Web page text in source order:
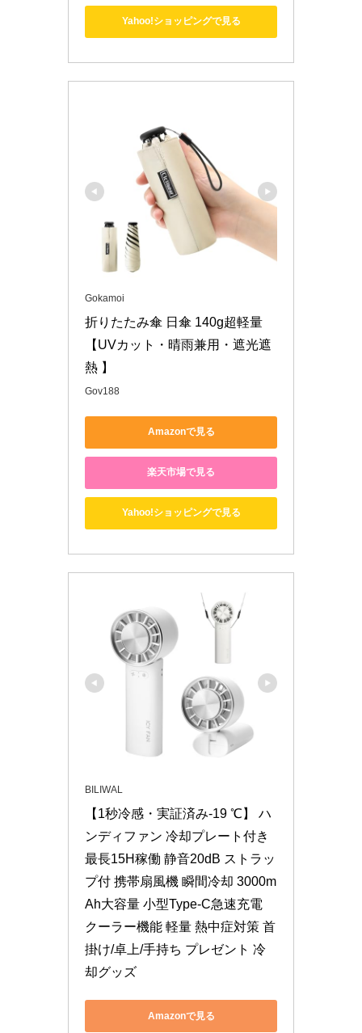
Yahoo!ショッピングで見る
Gokamoi
折りたたみ傘 日傘 140g超軽量
【UVカット・晴雨兼用・遮光遮
熱 】
Gov188
Amazonで見る
楽天市場で見る
Yahoo!ショッピングで見る
BILIWAL
【1秒冷感・実証済み-19 ℃】 ハ
ンディファン 冷却プレート付き
最長15H稼働 静音20dB ストラッ
プ付 携帯扇風機 瞬間冷却 3000m
Ah大容量 小型Type-C急速充電
クーラー機能 軽量 熱中症対策 首
掛け/卓上/手持ち プレゼント 冷
却グッズ
Amazonで見る